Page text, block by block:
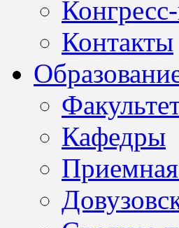
Контакты
Кафедры